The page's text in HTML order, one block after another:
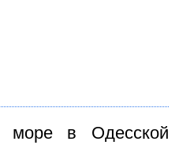
в Одесской